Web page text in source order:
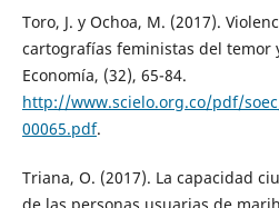
Toro, J. y Ochoa, M. (2017).
cartografías feministas del temor
Economía, (32), 65-84.
http://www.scielo.org.co/pdf/
00065.pdf.
Triana, O. (2017). La capacidad